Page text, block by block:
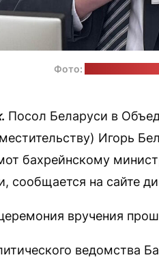
Фото:
. Посол Беларуси в
Игорь
бахрейнскому
сообщается на сайте
вручения
ведомства